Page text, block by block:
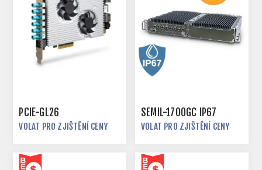
PCIE-GL26
VOLAT PRO ZJIŠTĚNÍ CENY
SEMIL-1700GC IP67
VOLAT PRO ZJIŠTĚNÍ CENY